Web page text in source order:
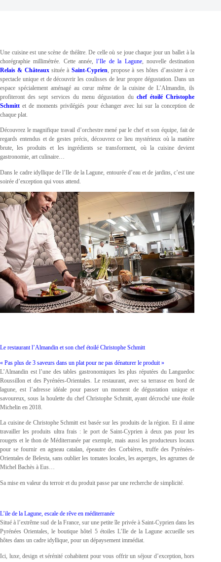
Une cuisine est une scène de théâtre. De celle où se joue chaque jour un ballet à la
chorégraphie millimétrée. Cette année,l’Ile de la Lagune, nouvelle destination
Relais & Châteauxsituée à Saint-Cyprien, propose à ses hôtes d’assister à ce
spectacle unique et de découvrir les coulisses de leur propre dégustation. Dans un
espace spécialement aménagé au cœur même de la cuisine de L’Almandin, ils
profiteront des sept services du menu dégustation du chef étoilé Christophe
Schmitt et de moments privilégiés pour échanger avec lui sur la conception de
chaque plat.
Découvrez le magnifique travail d’orchestre mené par le chef et son équipe, fait de
regards entendus et de gestes précis, découvrez ce lieu mystérieux où la matière
brute, les produits et les ingrédients se transforment, où la cuisine devient
gastronomie, art culinaire…
Dans le cadre idyllique de l’Ile de la Lagune, entourée d’eau et de jardins, c’est une
soirée d’exception qui vous attend.
Le restaurant l’Almandin et son chef étoilé Christophe Schmitt
« Pas plus de 3 saveurs dans un plat pour ne pas dénaturer le produit »
L’Almandin est l’une des tables gastronomiques les plus réputées du Languedoc
Roussillon et des Pyrénées-Orientales. Le restaurant, avec sa terrasse en bord de
lagune, est l’adresse idéale pour passer un moment de dégustation unique et
savoureux, sous la houlette du chef Christophe Schmitt, ayant décroché une étoile
Michelin en 2018.
La cuisine de Christophe Schmitt est basée sur les produits de la région. Et il aime
travailler les produits ultra frais : le port de Saint-Cyprien à deux pas pour les
rougets et le thon de Méditerranée par exemple, mais aussi les producteurs locaux
pour se fournir en agneau catalan, épeautre des Corbières, truffe des Pyrénées-
Orientales de Belesta, sans oublier les tomates locales, les asperges, les agrumes de
Michel Bachès à Eus…
Sa mise en valeur du terroir et du produit passe par une recherche de simplicité.
L’ile de la Lagune, escale de rêve en méditerranée
Situé à l’extrême sud de la France, sur une petite île privée à Saint-Cyprien dans les
Pyrénées Orientales, le boutique hôtel 5 étoiles L’Ile de la Lagune accueille ses
hôtes dans un cadre idyllique, pour un dépaysement immédiat.
Ici, luxe, design et sérénité cohabitent pour vous offrir un séjour d’exception, hors